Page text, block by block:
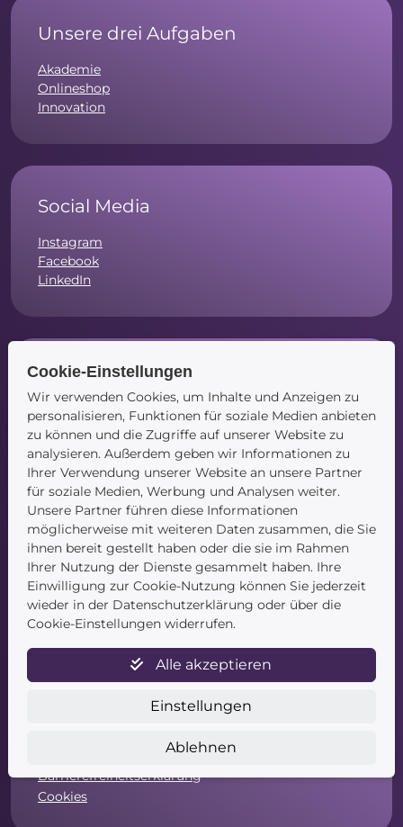
Unsere drei Aufgaben
Akademie
Onlineshop
Innovation
Social Media
Instagram
Facebook
LinkedIn
Navigation
Startseite
Blog
Kontakt
Service
Newsletter
Datenschutz
Widerrufsformular
Barrierefreiheitserklärung
Cookies
Cookie-Einstellungen
Wir verwenden Cookies, um Inhalte und Anzeigen zu
personalisieren, Funktionen für soziale Medien anbieten
zu können und die Zugriffe auf unserer Website zu
analysieren. Außerdem geben wir Informationen zu
Ihrer Verwendung unserer Website an unsere Partner
für soziale Medien, Werbung und Analysen weiter.
Unsere Partner führen diese Informationen
möglicherweise mit weiteren Daten zusammen, die Sie
ihnen bereit gestellt haben oder die sie im Rahmen
Ihrer Nutzung der Dienste gesammelt haben. Ihre
Einwilligung zur Cookie-Nutzung können Sie jederzeit
wieder in der Datenschutzerklärung oder über die
Cookie-Einstellungen widerrufen.
Alle akzeptieren
Einstellungen
Ablehnen